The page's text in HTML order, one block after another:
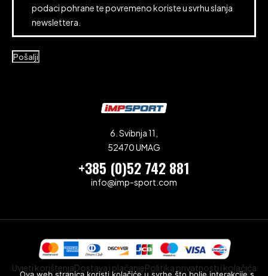
podaci pohrane te povremeno koriste u svrhu slanja
newslettera.
Pošalji
6. Svibnja 11,
52470 UMAG
+385 (0)52 742 881
info@imp-sport.com
Uvjeti korištenjaDostava i plaćanjePolitika privatnosti i kolačića